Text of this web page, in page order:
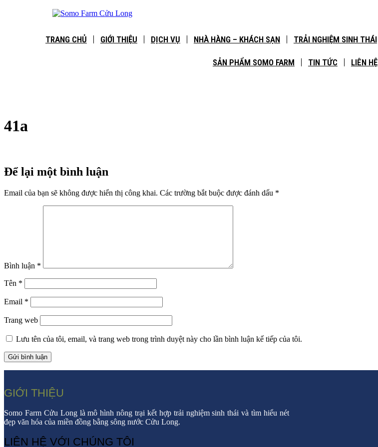
TRANG CHỦ GIỚI THIỆU DỊCH VỤ NHÀ HÀNG – KHÁCH SẠN TRẢI NGHIỆM SINH THÁI
SẢN PHẨM SOMO FARM TIN TỨC LIÊN HỆ
41a
Để lại một bình luận
Email của bạn sẽ không được hiển thị công khai. Các trường bắt buộc được đánh dấu *
Bình luận *
Tên *
Email *
Trang web
Lưu tên của tôi, email, và trang web trong trình duyệt này cho lần bình luận kế tiếp của tôi.
GIỚI THIỆU
Somo Farm Cửu Long là mô hình nông trại kết hợp trải nghiệm sinh thái và tìm hiểu nét
đẹp văn hóa của miền đồng bằng sông nước Cửu Long.
LIÊN HỆ VỚI CHÚNG TÔI